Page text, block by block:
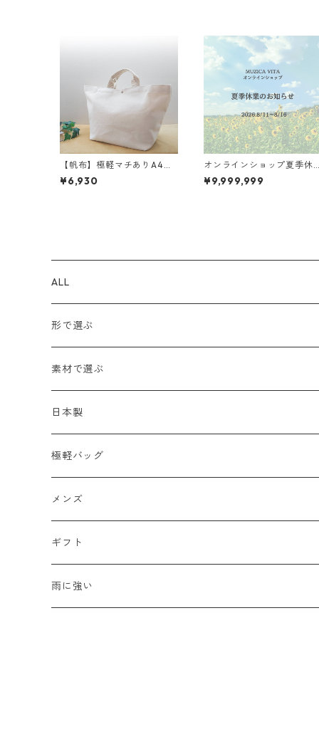
【帆布】極軽マチありA4ト
ートバッグ <9色展開> ト
ートバッグ 軽い A4収
¥6,930
オンラインショップ夏季休
業のお知らせ
¥9,999,999
ALL
形で選ぶ
トートバッグ
ショルダーバッグ
2WAY
リュック
ビジネスバッグ
ハンドバッグ
素材で選ぶ
メッシュ
エナメル
革Ｘ異素材コンビ
牛革
水牛革
日本製
極軽バッグ
メンズ
レディース
メンズ
ギフト
母の日
雨に強い